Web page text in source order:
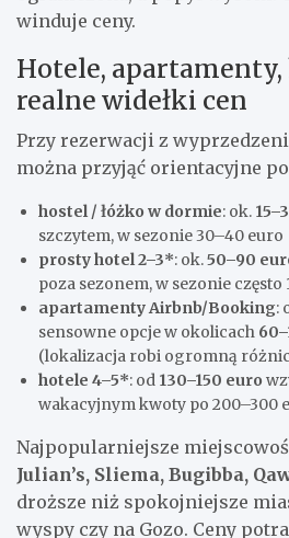
winduje ceny.
Hotele,
realne widełki cen
Przy rezerwacji z
można przyjąć orientacyjne
hostel / łóżko w dormie: ok.
szczytem, w sezonie 30–40 euro
prosty hotel 2–3*: ok.50–90
poza sezonem, w sezonie często
apartamenty Airbnb/Booking:
sensowne opcje w okolicach
(lokalizacja robi ogromną
hotele 4–5*: od 130–150 euro
wakacyjnym kwoty po 200–300
Najpopularniejsze
Julian’s, Sliema, Bugibba,
droższe niż spokojniejsze
wyspy czy na Gozo. Ceny